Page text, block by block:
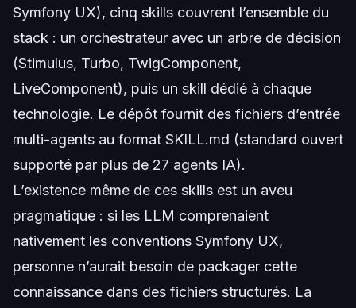
Symfony UX), cinq skills couvrent l’ensemble du
stack : un orchestrateur avec un arbre de décision
(Stimulus, Turbo, TwigComponent,
LiveComponent), puis un skill dédié à chaque
technologie. Le dépôt fournit des fichiers d’entrée
multi-agents au format SKILL.md (standard ouvert
supporté par plus de 27 agents IA).
L’existence même de ces skills est un aveu
pragmatique : si les LLM comprenaient
nativement les conventions Symfony UX,
personne n’aurait besoin de packager cette
connaissance dans des fichiers structurés. La